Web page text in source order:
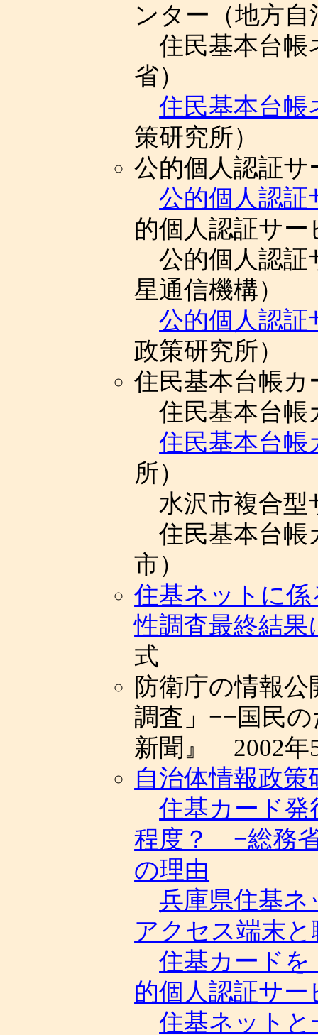
ンター（地方
住民基本台帳
省）
住民基本台
策研究所）
公的個人認証サ
公的個人認
的個人認証サ
公的個人認証
星通信機構）
公的個人認証
政策研究所）
住民基本台帳カ
住民基本台帳
住民基本台帳
所）
水沢市複合型
住民基本台帳
市）
住基ネットに
性調査最終結果
式
防衛庁の情報
調査」−−国民
新聞』 2002年
自治体情報政策
住基カード発
程度？ −総務
の理由
兵庫県住基
アクセス端末
住基カード
的個人認証サー
住基ネット